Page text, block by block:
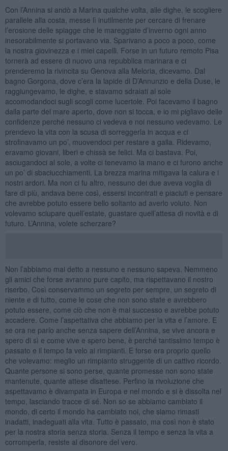
Con l’Annina si andò a Marina qualche volta, alle dighe, le scogliere
parallele alla costa, messe lì inutilmente per cercare di frenare
l’erosione delle spiagge che le mareggiate d’inverno ogni anno
inesorabilmente si portavano via. Sparivano a poco a poco, come
la nostra giovinezza e i miei capelli. Forse in un futuro remoto Pisa
tornerà ad essere di nuovo una repubblica marinara e ci
prenderemo la rivincita su Genova alla Meloria, dicevamo. Dal
bagno Gorgona, dove c’era la lapide di D’Annunzio e della Duse, le
raggiungevamo, le dighe, e stavamo sdraiati al sole
accomodandoci sugli scogli come lucertole. Poi facevamo il bagno
dalla parte del mare aperto, dove non si tocca, e io mi pigliavo delle
confidenze perché nessuno ci vedeva e noi nessuno vedevamo. Le
prendevo la vita con la scusa di sorreggerla in acqua e ci
strofinavamo un po’, muovendoci per restare a galla. Ridevamo,
eravamo giovani, liberi e chissà se felici. Ma ci bastava. Poi,
asciugandoci al sole, a volte ci tenevamo la mano e ci furono anche
un po’ di sbaciucchiamenti. La brezza marina mitigava la calura e i
nostri ardori. Ma non ci fu altro, nessuno dei due aveva voglia di
fare di più, andava bene così, essersi incontrati e piaciuti e pensare
che avrebbe potuto essere bello soltanto ad averlo voluto. Non
volevamo sciupare quell’estate, guastare quell’attesa di novità e di
futuro. L’Annina, volete scherzare?
Non l’abbiamo mai detto a nessuno e nessuno sapeva. Nemmeno
gli amici che forse avranno pure capito, ma rispettavano il nostro
riserbo. Così conservammo un segreto per sempre, un segreto di
niente e di tutto, come le cose che non sono state e avrebbero
potuto essere, come ciò che non è mai successo e avrebbe potuto
accadere. Come l’aspettativa che abbiamo per la vita e l’amore. E
se ora ne parlo anche senza sapere dell’Annina, se vive ancora e
spero di sì e come vive e spero bene, è perché tantissimo tempo è
passato e il tempo fa velo ai rimpianti. E forse era proprio quello
che volevamo: meglio un rimpianto struggente di un cattivo ricordo.
Quante persone si sono perse, quante promesse non sono state
mantenute, quante attese disattese. Perfino la rivoluzione che
aspettavamo è divampata in Europa e nel mondo e si è dissolta nel
tempo, lasciando tracce di sé. Non so se abbiamo cambiato il
mondo, di certo il mondo ha cambiato noi, che siamo rimasti
inadatti, inadeguati alla vita. Tutto è passato, ma così non è stato
per la nostra storia senza storia. Senza il tempo e senza la vita a
corromperla, resiste al disonore del vero.